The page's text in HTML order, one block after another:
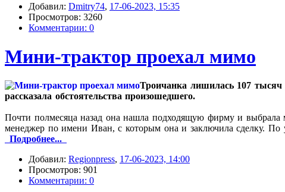
Добавил: Dmitry74, 17-06-2023, 15:35
Просмотров: 3260
Комментарии: 0
Мини-трактор проехал мимо
Троичанка лишилась 107 тысяч
рассказала обстоятельства произошедшего.
Почти полмесяца назад она нашла подходящую фирму и выбрала
менеджер по имени Иван, с которым она и заключила сделку. По
Подробнее...
Добавил: Regionpress, 17-06-2023, 14:00
Просмотров: 901
Комментарии: 0